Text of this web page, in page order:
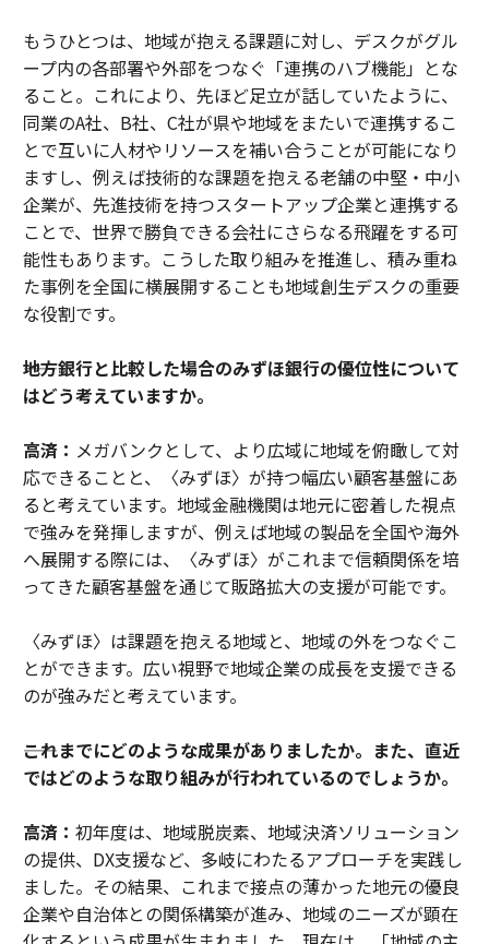
もうひとつは、地域が抱える課題に対し、デスクがグル
ープ内の各部署や外部をつなぐ「連携のハブ機能」とな
ること。これにより、先ほど足立が話していたように、
同業のA社、B社、C社が県や地域をまたいで連携するこ
とで互いに人材やリソースを補い合うことが可能になり
ますし、例えば技術的な課題を抱える老舗の中堅・中小
企業が、先進技術を持つスタートアップ企業と連携する
ことで、世界で勝負できる会社にさらなる飛躍をする可
能性もあります。こうした取り組みを推進し、積み重ね
た事例を全国に横展開することも地域創生デスクの重要
な役割です。
――地方銀行と比較した場合のみずほ銀行の優位性について
はどう考えていますか。
高済： メガバンクとして、より広域に地域を俯瞰して対
応できることと、〈みずほ〉が持つ幅広い顧客基盤にあ
ると考えています。地域金融機関は地元に密着した視点
で強みを発揮しますが、例えば地域の製品を全国や海外
へ展開する際には、〈みずほ〉がこれまで信頼関係を培
ってきた顧客基盤を通じて販路拡大の支援が可能です。
〈みずほ〉は課題を抱える地域と、地域の外をつなぐこ
とができます。広い視野で地域企業の成長を支援できる
のが強みだと考えています。
――これまでにどのような成果がありましたか。また、直近
ではどのような取り組みが行われているのでしょうか。
高済： 初年度は、地域脱炭素、地域決済ソリューション
の提供、DX支援など、多岐にわたるアプローチを実践し
ました。その結果、これまで接点の薄かった地元の優良
企業や自治体との関係構築が進み、地域のニーズが顕在